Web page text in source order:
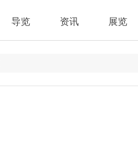
导览 资讯 展览